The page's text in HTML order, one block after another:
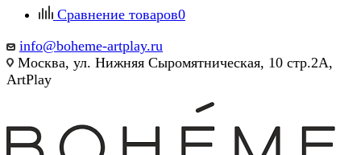
Сравнение товаров0
info@boheme-artplay.ru
Москва, ул. Нижняя Сыромятническая, 10 стр.2А,
ArtPlay